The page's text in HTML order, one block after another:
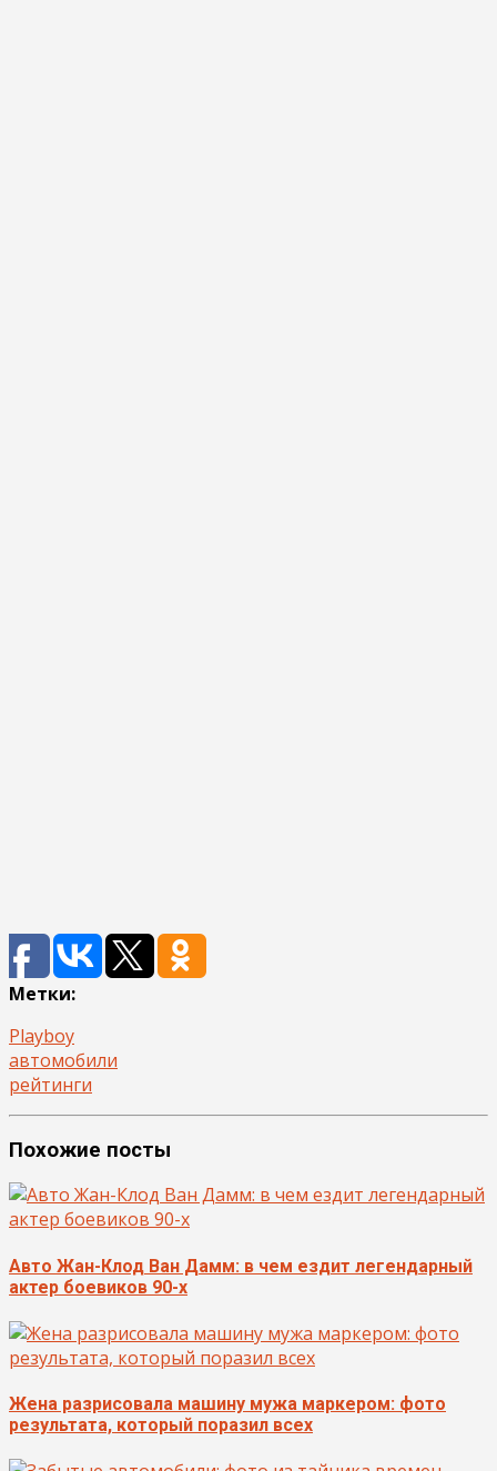
Метки:
Playboy
автомобили
рейтинги
Похожие посты
Авто Жан-Клод Ван Дамм: в чем ездит легендарный
актер боевиков 90-х
Жена разрисовала машину мужа маркером: фото
результата, который поразил всех